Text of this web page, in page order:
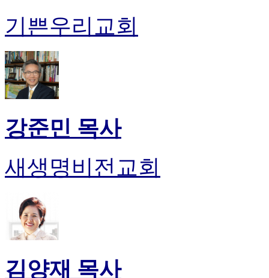
기쁜우리교회
강준민 목사
새생명비전교회
김양재 목사